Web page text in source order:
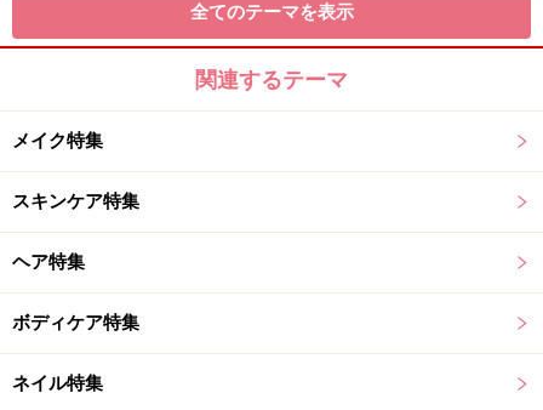
全てのテーマを表示
関連するテーマ
メイク特集
スキンケア特集
ヘア特集
ボディケア特集
ネイル特集